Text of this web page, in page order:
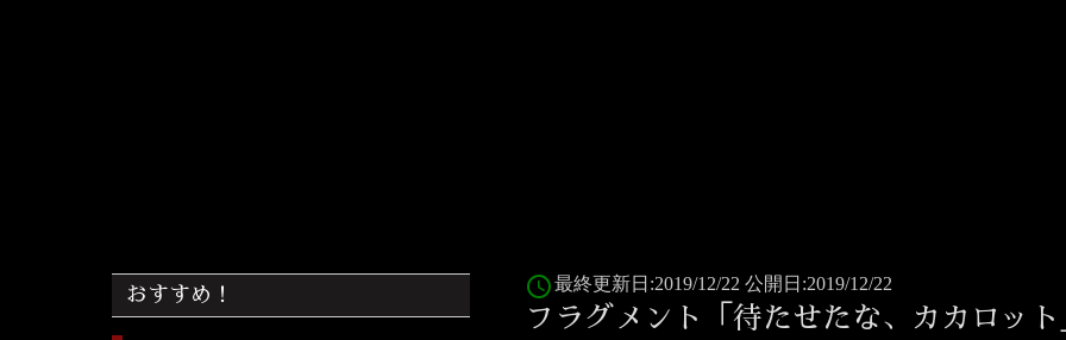
access_time 最終更新日:2019/12/22 公開日:2019/12/22
フラグメント「待たせたな、カカロッ
おすすめ！